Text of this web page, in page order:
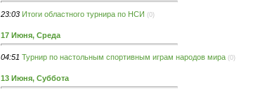
23:03 Итоги областного турнира по НСИ (0)
17 Июня, Среда
04:51 Турнир по настольным спортивным играм народов мира (0)
13 Июня, Суббота